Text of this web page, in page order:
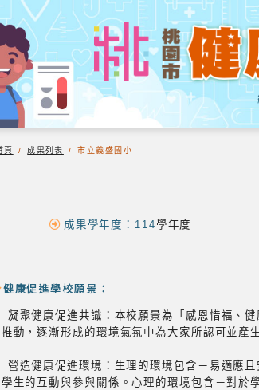
頁 /成果列表 / 市立義盛國小
成果學年度：114學年度
健康促進學校願景：
凝聚健康促進共識：本校願景為「感恩惜福、
動，逐漸形成的環境氣氛中為大家所認可並產
營造健康促進環境：生理的環境包含－易適應
生的互動與參與關係。心理的環境包含－對於